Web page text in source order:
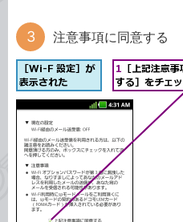
注意事項に同意する